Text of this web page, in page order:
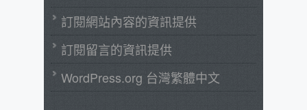
訂閱網站內容的資訊提供
訂閱留言的資訊提供
WordPress.org 台灣繁體中文